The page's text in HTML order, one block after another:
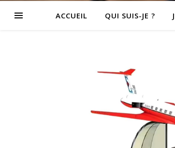
ACCUEIL QUI SUIS-JE ?